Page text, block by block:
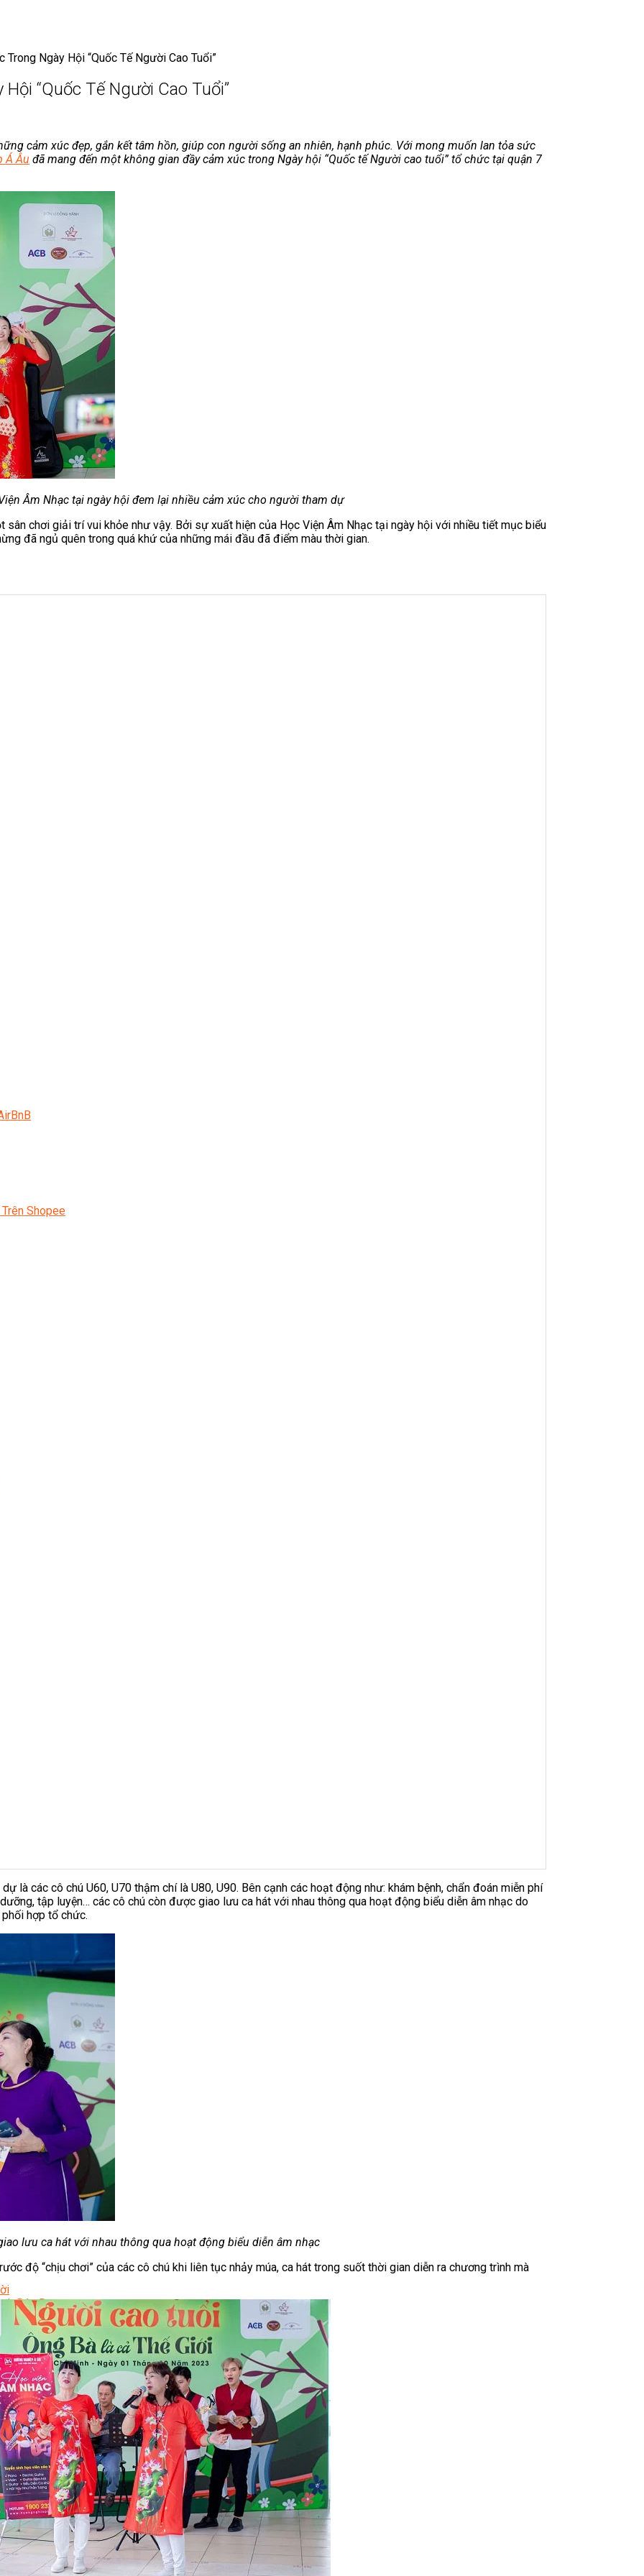
Shopee
Dân Dụng
Ngày Hội “Quốc Tế Người Cao Tuổi”
“Quốc Tế Người Cao Tuổi”
cảm xúc đẹp, gắn kết tâm hồn, giúp con người sống an nhiên, hạnh phúc. Với mong muốn lan tỏa sức
Á Âu đã mang đến một không gian đầy cảm xúc trong Ngày hội “Quốc tế Người cao tuổi” tổ chức tại quận 7
Âm Nhạc tại ngày hội đem lại nhiều cảm xúc cho người tham dự
chơi giải trí vui khỏe như vậy. Bởi sự xuất hiện của Học Viện Âm Nhạc tại ngày hội với nhiều tiết mục biểu
đã ngủ quên trong quá khứ của những mái đầu đã điểm màu thời gian.
là các cô chú U60, U70 thậm chí là U80, U90. Bên cạnh các hoạt động như: khám bệnh, chẩn đoán miễn phí
tập luyện… các cô chú còn được giao lưu ca hát với nhau thông qua hoạt động biểu diễn âm nhạc do
hợp tổ chức.
lưu ca hát với nhau thông qua hoạt động biểu diễn âm nhạc
độ “chịu chơi” của các cô chú khi liên tục nhảy múa, ca hát trong suốt thời gian diễn ra chương trình mà